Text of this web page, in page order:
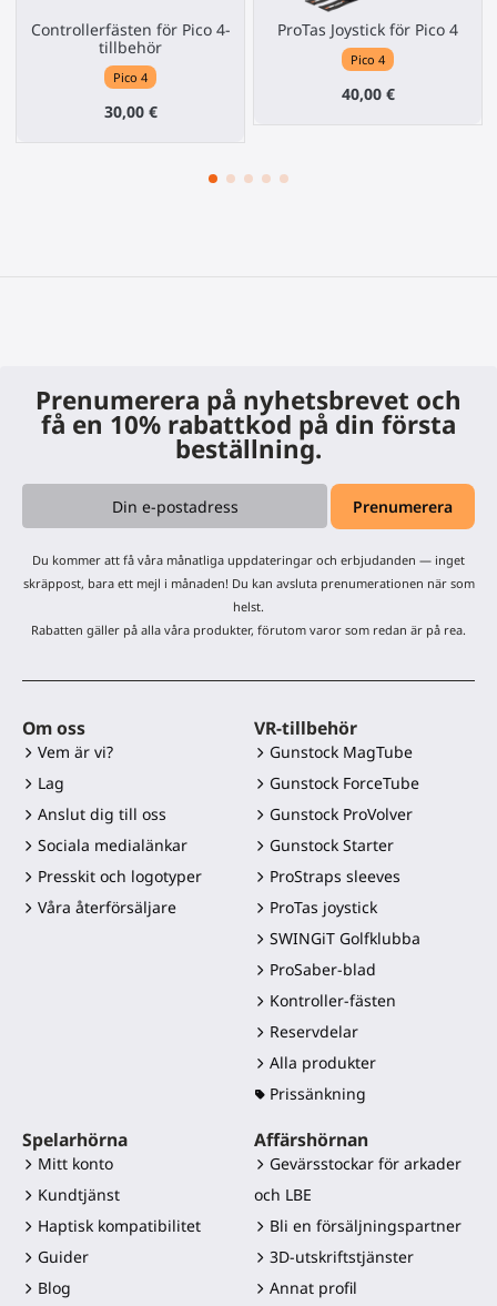
Controllerfästen för Pico 4-
tillbehör
Pico 4
30,00 €
ProTas Joystick för Pico 4
Pico 4
40,00 €
Prenumerera på nyhetsbrevet och
få en 10% rabattkod på din första
beställning.
Du kommer att få våra månatliga uppdateringar och erbjudanden — inget
skräppost, bara ett mejl i månaden! Du kan avsluta prenumerationen när som
helst.
Rabatten gäller på alla våra produkter, förutom varor som redan är på rea.
Om oss
Vem är vi?
Lag
Anslut dig till oss
Sociala medialänkar
Presskit och logotyper
Våra återförsäljare
VR-tillbehör
Gunstock MagTube
Gunstock ForceTube
Gunstock ProVolver
Gunstock Starter
ProStraps sleeves
ProTas joystick
SWINGiT Golfklubba
ProSaber-blad
Kontroller-fästen
Reservdelar
Alla produkter
Prissänkning
Spelarhörna
Mitt konto
Kundtjänst
Haptisk kompatibilitet
Guider
Blog
Affärshörnan
Gevärsstockar för arkader
och LBE
Bli en försäljningspartner
3D-utskriftstjänster
Annat profil